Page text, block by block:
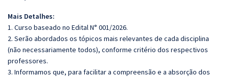
Mais Detalhes:
1. Curso baseado no Edital N° 001/2026.
2. Serão abordados os tópicos mais relevantes de cada disciplina
(não necessariamente todos), conforme critério dos respectivos
professores.
3. Informamos que, para facilitar a compreensão e a absorção dos